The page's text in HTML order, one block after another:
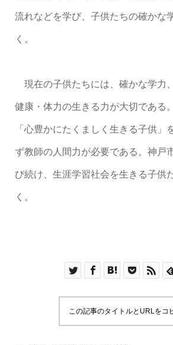
流れなどを学び、子供たちの確かな
く。
現在の子供たちには、確かな学力
健康・体力の生きる力が大切である
「心豊かにたくましく生きる子供」
ず教師の人間力が必要である。神戸
び続け、生涯学習社会を生きる子供
く。
この記事のタイトルとURLをコ